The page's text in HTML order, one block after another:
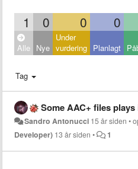
1 0 0 0
Alle Nye
Under
vurdering Planlagt
Tag
Some AAC+ files
Sandro Antonucci 15 år siden •
Developer) 13 år siden • 1